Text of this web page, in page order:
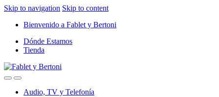
Skip to navigation Skip to content
Bienvenido a Fablet y Bertoni
Dónde Estamos
Tienda
Audio, TV y Telefonía